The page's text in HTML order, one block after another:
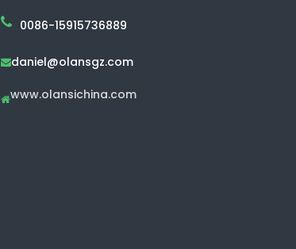
0086-15915736889
daniel@olansgz.com
www.olansichina.com